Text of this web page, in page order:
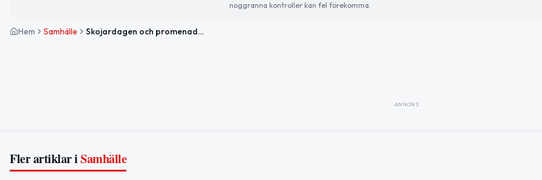
noggranna kontroller kan fel förekomma.
Hem Samhälle Skojardagen och promenader i fokus – så blir din onsdag
ANNONS
Fler artiklar iSamhälle